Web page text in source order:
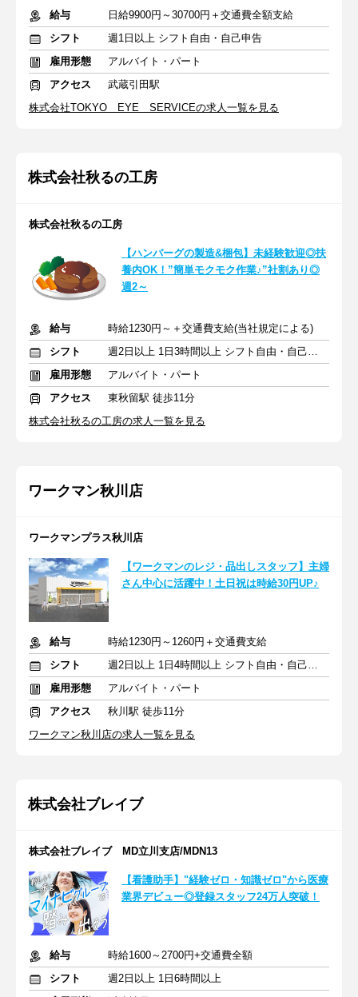
給与
日給9900円～30700円＋交通費全額支給
シフト
週1日以上 シフト自由・自己申告
雇用形態
アルバイト・パート
アクセス
武蔵引田駅
株式会社TOKYO EYE SERVICEの求人一覧を見る
株式会社秋るの工房
株式会社秋るの工房
【ハンバーグの製造&梱包】未経験歓迎◎扶
養内OK！”簡単モクモク作業♪”社割あり◎
週2～
給与
時給1230円～＋交通費支給(当社規定による)
シフト
週2日以上 1日3時間以上 シフト自由・自己申告
雇用形態
アルバイト・パート
アクセス
東秋留駅 徒歩11分
株式会社秋るの工房の求人一覧を見る
ワークマン秋川店
ワークマンプラス秋川店
【ワークマンのレジ・品出しスタッフ】主婦
さん中心に活躍中！土日祝は時給30円UP♪
給与
時給1230円～1260円＋交通費支給
シフト
週2日以上 1日4時間以上 シフト自由・自己申告
雇用形態
アルバイト・パート
アクセス
秋川駅 徒歩11分
ワークマン秋川店の求人一覧を見る
株式会社ブレイブ
株式会社ブレイブ MD立川支店/MDN13
【看護助手】"経験ゼロ・知識ゼロ"から医療
業界デビュー◎登録スタッフ24万人突破！
給与
時給1600～2700円+交通費全額
シフト
週2日以上 1日6時間以上